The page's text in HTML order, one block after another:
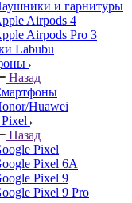
и гарнитуры
Airpods 4
Airpods Pro 3
Labubu
Назад
Huawei
Назад
Pixel
Pixel 6A
Pixel 9
Pixel 9 Pro